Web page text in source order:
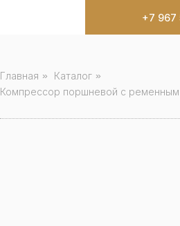
+7 967
Главная » Каталог »
Компрессор поршневой с ременным